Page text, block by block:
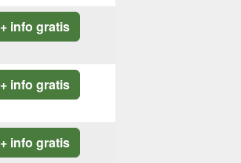
+ info gratis
+ info gratis
+ info gratis